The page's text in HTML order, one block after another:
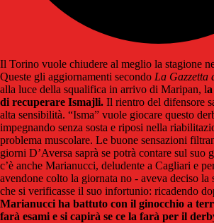
Il Torino vuole chiudere al meglio la stagione
Queste gli aggiornamenti secondo La Gazzetta
alla luce della squalifica in arrivo di Maripan, l
di recuperare Ismajli. Il rientro del difensore
alta sensibilità. “Isma” vuole giocare questo
impegnando senza sosta e riposi nella
problema muscolare. Le buone sensazioni
giorni D’Aversa saprà se potrà contare sul suo
c’è anche Marianucci, deludente a Cagliari e
avendone colto la giornata no - aveva deciso la
che si verificasse il suo infortunio: ricadendo
Marianucci ha battuto con il ginocchio a
farà esami e si capirà se ce la farà per il